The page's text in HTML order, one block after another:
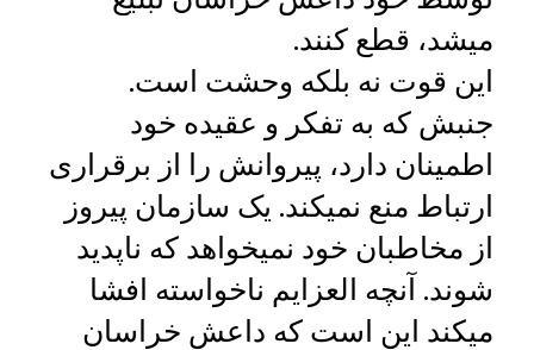
میشد، قطع کنند.
این قوت نه بلکه وحشت است.
جنبش که به تفکر و عقیده خود
اطمینان دارد، پیروانش را از برقراری
ارتباط منع نمیکند. یک سازمان پیروز
از مخاطبان خود نمیخواهد که ناپدید
شوند. آنچه العزایم ناخواسته افشا
میکند این است که داعش خراسان